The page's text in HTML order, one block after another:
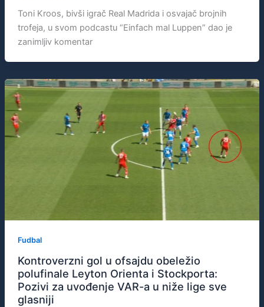
Toni Kroos, bivši igrač Real Madrida i osvajač brojnih
trofeja, u svom podcastu “Einfach mal Luppen” dao je
zanimljiv komentar
Fudbal
Kontroverzni gol u ofsajdu obeležio
polufinale Leyton Orienta i Stockporta:
Pozivi za uvođenje VAR-a u niže lige sve
glasniji